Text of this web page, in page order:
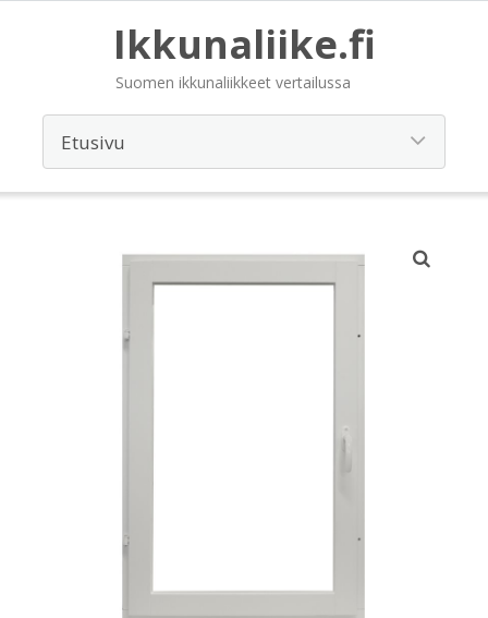
Ikkunaliike.fi
Suomen ikkunaliikkeet vertailussa